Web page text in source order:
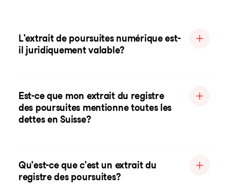
L'extrait de poursuites numérique est-
il juridiquement valable?
Est-ce que mon extrait du registre
des poursuites mentionne toutes les
dettes en Suisse?
Qu'est-ce que c'est un extrait du
registre des poursuites?